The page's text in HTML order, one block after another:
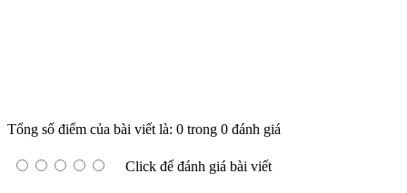
Tổng số điểm của bài viết là: 0 trong 0 đánh giá
Click để đánh giá bài viết